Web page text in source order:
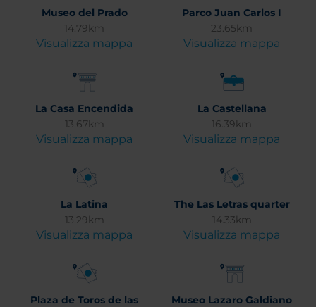
Museo del Prado
14.79km
Visualizza mappa
Parco Juan Carlos I
23.65km
Visualizza mappa
La Casa Encendida
13.67km
Visualizza mappa
La Castellana
16.39km
Visualizza mappa
La Latina
13.29km
Visualizza mappa
The Las Letras quarter
14.33km
Visualizza mappa
Plaza de Toros de las
Museo Lazaro Galdiano